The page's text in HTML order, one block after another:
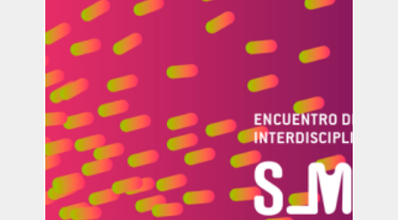
FRONDA Parque Hidalgo 158.. . .
Dialogo Interdisciplinar: El viaje del
arte y la arquitectura a la realidad
aumentada por Manusamo & Bzika